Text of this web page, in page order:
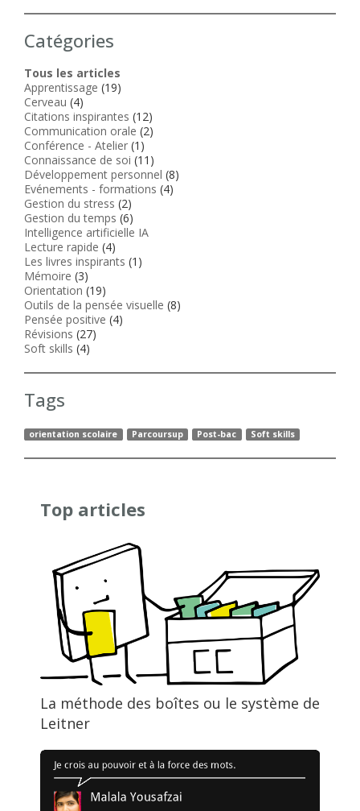
Catégories
Tous les articles
Apprentissage (19)
Cerveau (4)
Citations inspirantes (12)
Communication orale (2)
Conférence - Atelier (1)
Connaissance de soi (11)
Développement personnel (8)
Evénements - formations (4)
Gestion du stress (2)
Gestion du temps (6)
Intelligence artificielle IA
Lecture rapide (4)
Les livres inspirants (1)
Mémoire (3)
Orientation (19)
Outils de la pensée visuelle (8)
Pensée positive (4)
Révisions (27)
Soft skills (4)
Tags
orientation scolaire Parcoursup Post-bac Soft skills
Top articles
La méthode des boîtes ou le système de
Leitner